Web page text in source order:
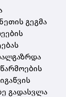
გეგმა
გადასვლა